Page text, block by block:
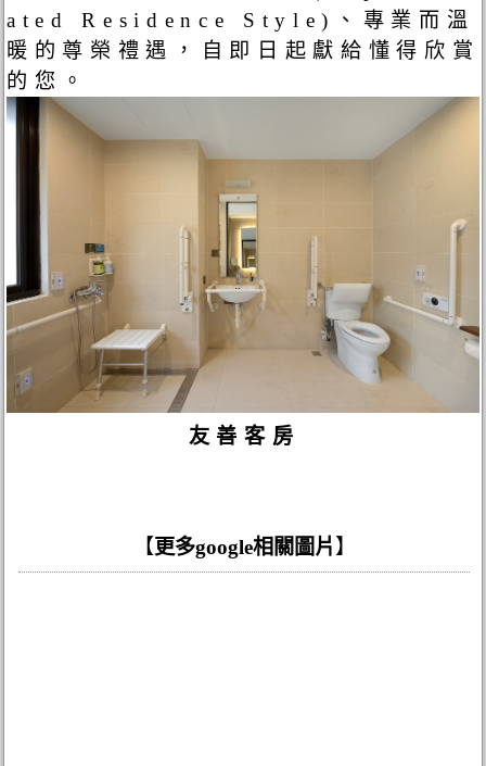
ated Residence Style)、專業而溫
暖的尊榮禮遇，自即日起獻給懂得欣賞
的您。
友善客房
【更多google相關圖片】